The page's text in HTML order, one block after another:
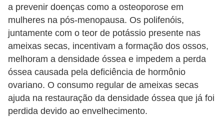
a prevenir doenças como a osteoporose em
mulheres na pós-menopausa. Os polifenóis,
juntamente com o teor de potássio presente nas
ameixas secas, incentivam a formação dos ossos,
melhoram a densidade óssea e impedem a perda
óssea causada pela deficiência de hormônio
ovariano. O consumo regular de ameixas secas
ajuda na restauração da densidade óssea que já foi
perdida devido ao envelhecimento.